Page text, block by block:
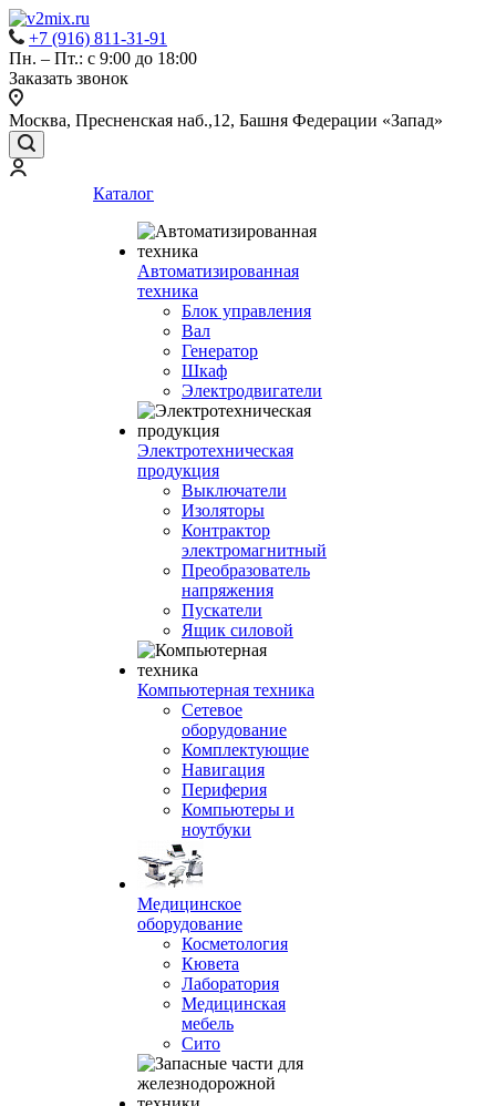
+7 (916) 811-31-91
Пн. – Пт.: с 9:00 до 18:00
Заказать звонок
Москва, Пресненская наб.,12, Башня Федерации «Запад»
Каталог
Автоматизированная
техника
Блок управления
Вал
Генератор
Шкаф
Электродвигатели
Электротехническая
продукция
Выключатели
Изоляторы
Контрактор
электромагнитный
Преобразователь
напряжения
Пускатели
Ящик силовой
Компьютерная техника
Сетевое
оборудование
Комплектующие
Навигация
Периферия
Компьютеры и
ноутбуки
Медицинское
оборудование
Косметология
Кювета
Лаборатория
Медицинская
мебель
Сито